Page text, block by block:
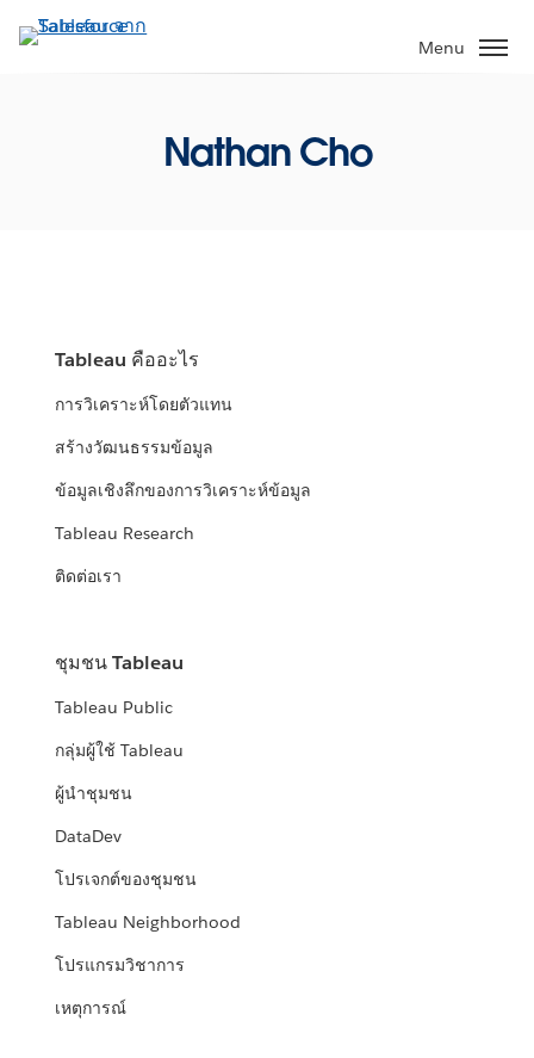
ไป
Menu
Nathan Cho
Tableau คืออะไร
การวิเคราะห์โดยตัวแทน
สร้างวัฒนธรรมข้อมูล
ข้อมูลเชิงลึกของการวิเคราะห์ข้อมูล
Tableau Research
ติดต่อเรา
ชุมชน Tableau
Tableau Public
กลุ่มผู้ใช้ Tableau
ผู้นำชุมชน
DataDev
โปรเจกต์ของชุมชน
Tableau Neighborhood
โปรแกรมวิชาการ
เหตุการณ์